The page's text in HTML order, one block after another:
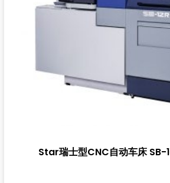
Star瑞士型CNC自动车床 SB-